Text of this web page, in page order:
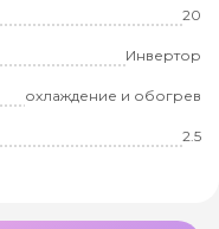
20
Инвертор
охлаждение и обогрев
2.5